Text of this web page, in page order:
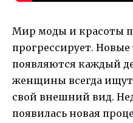
Мир моды и красоты
прогрессирует.
появляются каждый
женщины всегда
свой внешний вид.
появилась новая